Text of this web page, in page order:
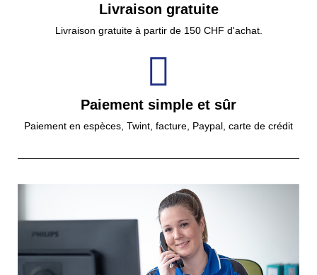
Livraison gratuite
Livraison gratuite à partir de 150 CHF d'achat.
Paiement simple et sûr
Paiement en espèces, Twint, facture, Paypal, carte de crédit